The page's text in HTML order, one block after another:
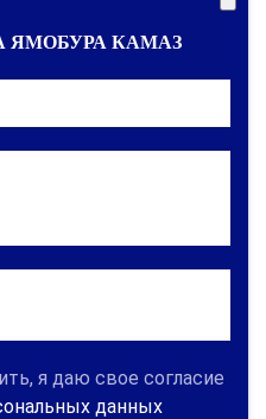
ЯМОБУРА КАМАЗ
я даю свое согласие
данных